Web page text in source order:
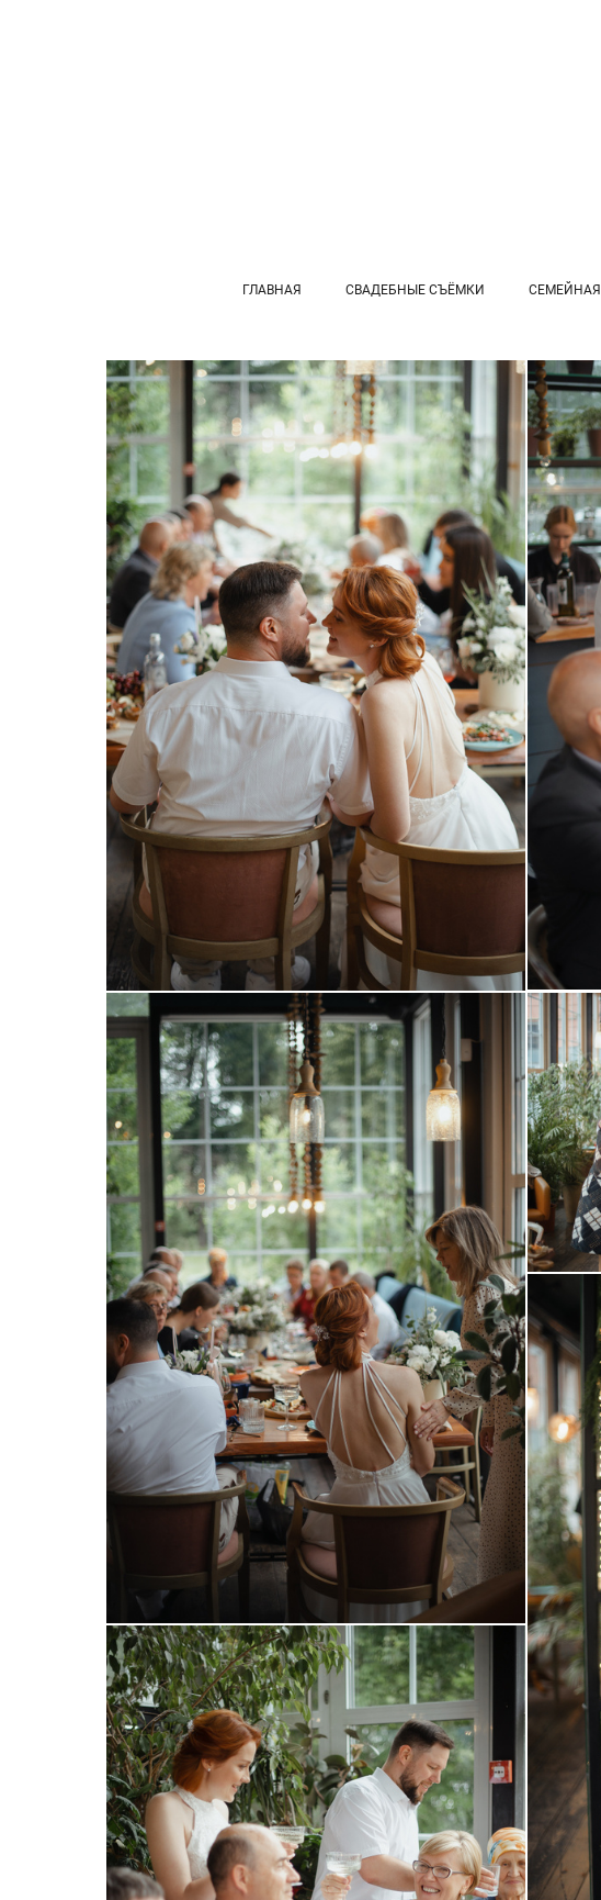
ГЛАВНАЯ СВАДЕБНЫЕ СЪЁМКИ СЕМЕЙНАЯ